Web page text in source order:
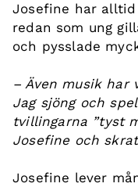
Josefine har
redan som ung
och pysslade
– Även musik
Jag sjöng och
tvillingarna ”tyst
Josefine och
Josefine lever